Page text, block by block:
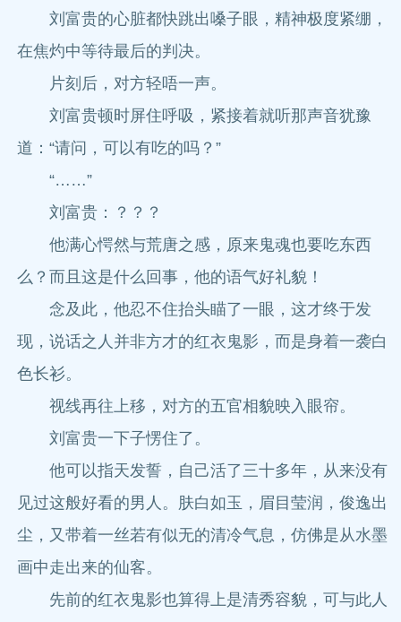
刘富贵的心脏都快跳出嗓子眼，精神极度紧绷，
在焦灼中等待最后的判决。
片刻后，对方轻唔一声。
刘富贵顿时屏住呼吸，紧接着就听那声音犹豫
道：“请问，可以有吃的吗？”
“……”
刘富贵：？？？
他满心愕然与荒唐之感，原来鬼魂也要吃东西
么？而且这是什么回事，他的语气好礼貌！
念及此，他忍不住抬头瞄了一眼，这才终于发
现，说话之人并非方才的红衣鬼影，而是身着一袭白
色长衫。
视线再往上移，对方的五官相貌映入眼帘。
刘富贵一下子愣住了。
他可以指天发誓，自己活了三十多年，从来没有
见过这般好看的男人。肤白如玉，眉目莹润，俊逸出
尘，又带着一丝若有似无的清冷气息，仿佛是从水墨
画中走出来的仙客。
先前的红衣鬼影也算得上是清秀容貌，可与此人